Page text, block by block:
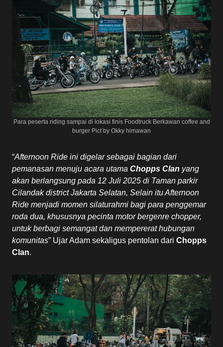
Para peserta riding sampai di lokasi finis Foodtruck Berkawan coffee and
burger Pict by Okky himawan
“Afternoon Ride ini digelar sebagai bagian dari
pemanasan menuju acara utama Chopps Clan yang
akan berlangsung pada 12 Juli 2025 di Taman parkir
Cilandak district Jakarta Selatan, Selain itu Afternoon
Ride menjadi momen silaturahmi bagi para penggemar
roda dua, khususnya pecinta motor bergenre chopper,
untuk berbagi semangat dan mempererat hubungan
komunitas” Ujar Adam sekaligus pentolan dari Chopps
Clan.